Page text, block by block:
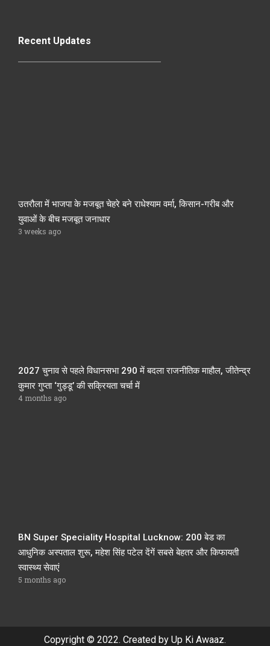
Recent Updates
उतरौला में भाजपा के मजबूत चेहरे बने राधेश्याम वर्मा, किसान-गरीब और
युवाओं के बीच मजबूत जनाधार
3 weeks ago
2027 चुनाव से पहले विधानसभा 290 में बदला राजनीतिक माहौल, जीतेन्द्र
कुमार गुप्ता ‘गुड्डू’ की सक्रियता चर्चा में
4 months ago
BN Super Speciality Hospital Lucknow: 200 बेड का
आधुनिक अस्पताल शुरू, महेश सिंह पटेल देंगें सबसे बेहतर और किफायती
स्वास्थ्य सेवाएं
5 months ago
Copyright © 2022. Created by Up Ki Awaaz.